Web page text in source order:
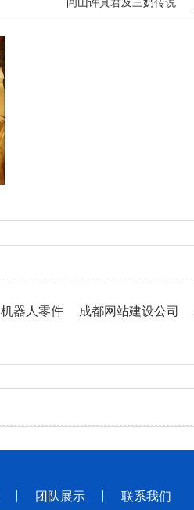
机器人零件 成都网站建设公司
团队展示 联系我们